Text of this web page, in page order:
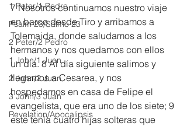
1 Peter/1 Pedro
Psalm 23/Salmo 23
2 Peter/2 Pedro
1 John/1 Juan
2 John/2 Juan
3 John/3 Juan
Revelation/Apocalipsis
7 Nosotros continuamos nuestro viaje
en barco desde Tiro y arribamos a
Tolemaida, donde saludamos a los
hermanos y nos quedamos con ellos
un día. 8 Al día siguiente salimos y
llegamos a Cesarea, y nos
hospedamos en casa de Felipe el
evangelista, que era uno de los siete; 9
este tenía cuatro hijas solteras que